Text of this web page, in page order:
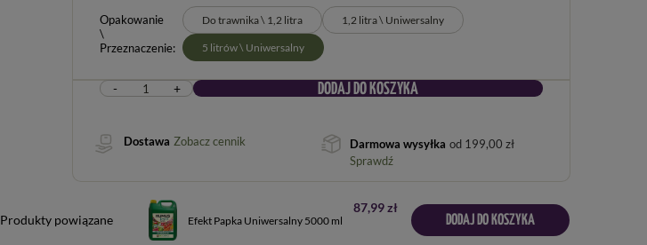
Opakowanie
\
Przeznaczenie
Do trawnika \ 1,2 litra 1,2 litra \ Uniwersalny
5 litrów \ Uniwersalny
- + DODAJ DO KOSZYKA
Dostawa Zobacz cennik Darmowa wysyłka od 199,00 zł
Sprawdź
Produkty powiązane Efekt Papka Uniwersalny 5000 ml
87,99 zł
DODAJ DO KOSZYKA